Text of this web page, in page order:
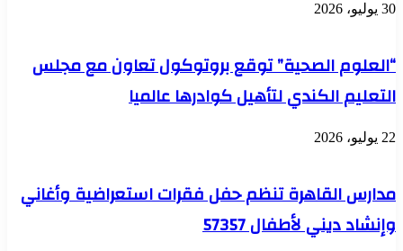
30 يوليو، 2026
“العلوم الصحية” توقع بروتوكول تعاون مع مجلس
التعليم الكندي لتأهيل كوادرها عالميا
22 يوليو، 2026
مدارس القاهرة تنظم حفل فقرات استعراضية وأغاني
وإنشاد ديني لأطفال 57357